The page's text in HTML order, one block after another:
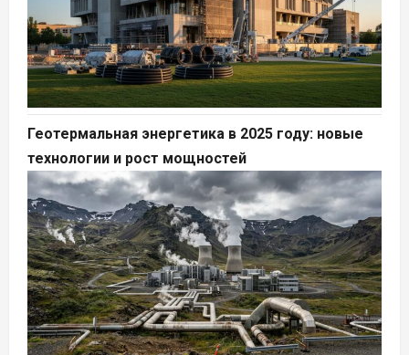
Геотермальная энергетика в 2025 году: новые
технологии и рост мощностей